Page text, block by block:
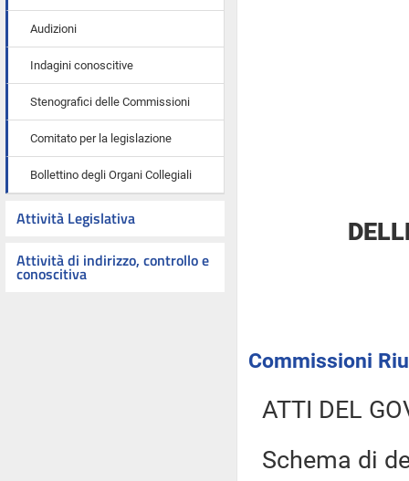
Audizioni
Indagini conoscitive
Stenografici delle Commissioni
Comitato per la legislazione
Bollettino degli Organi Collegiali
Attività Legislativa
Attività di indirizzo, controllo e
conoscitiva
Commissioni
ATTI DEL
Schema di